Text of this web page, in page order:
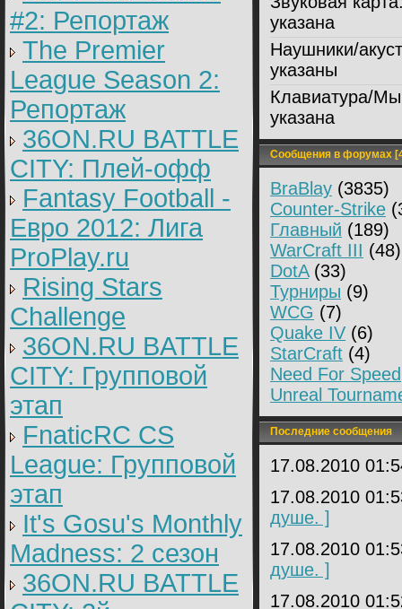
#2: Репортаж
The Premier
League Season 2:
Репортаж
36ON.RU BATTLE
CITY: Плей-офф
Fantasy Football -
Евро 2012: Лига
ProPlay.ru
Rising Stars
Challenge
36ON.RU BATTLE
CITY: Групповой
этап
FnaticRC CS
League: Групповой
этап
It's Gosu's Monthly
Madness: 2 сезон
36ON.RU BATTLE
указана
Наушники/
указаны
Клавиатура/
указана
Сообщения в форумах
BraBlay (3835)
Counter-Strike
Главный (189)
WarCraft III (48)
DotA(33)
Турниры (9)
WCG (7)
Quake IV (6)
StarCraft (4)
Need For Speed
Unreal
Последние сообщения
17.08.2010
17.08.2010
душе. ]
17.08.2010
душе. ]
17.08.2010